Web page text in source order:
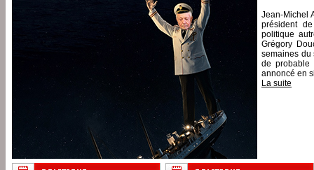
Jean-Michel
président
politique
Grégory
semaines du
de probable
annoncé en
La suite